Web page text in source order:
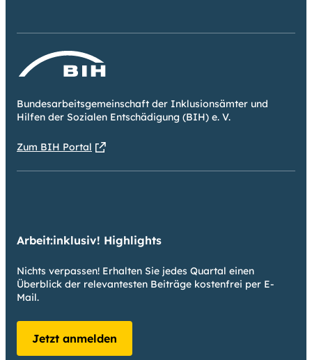
Bundesarbeitsgemeinschaft der Inklusionsämter und
Hilfen der Sozialen Entschädigung (BIH) e. V.
Zum BIH Portal
Arbeit:inklusiv! Highlights
Nichts verpassen! Erhalten Sie jedes Quartal einen
Überblick der relevantesten Beiträge kostenfrei per E-
Mail.
Jetzt anmelden